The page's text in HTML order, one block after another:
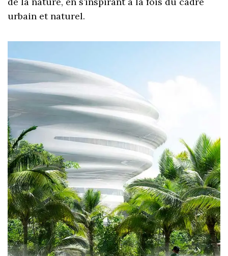
urbain et naturel.